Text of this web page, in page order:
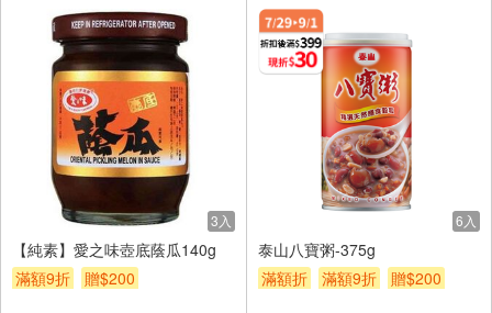
3入
【純素】愛之味壺底蔭瓜140g
滿額9折
贈$200
6入
泰山八寶粥-375g
滿額折
滿額9折 贈$200